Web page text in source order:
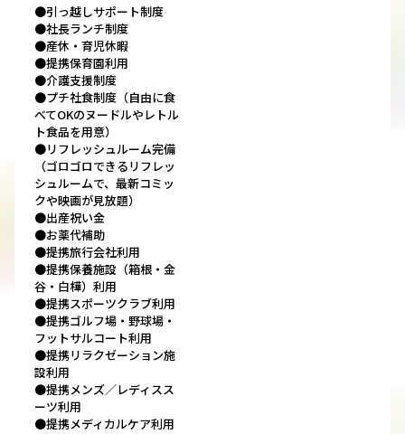
●引っ越しサポート制度
●社長ランチ制度
●産休・育児休暇
●提携保育園利用
●介護支援制度
●プチ社食制度（自由に食
べてOKのヌードルやレトル
ト食品を用意）
●リフレッシュルーム完備
（ゴロゴロできるリフレッ
シュルームで、最新コミッ
クや映画が見放題）
●出産祝い金
●お薬代補助
●提携旅行会社利用
●提携保養施設（箱根・金
谷・白樺）利用
●提携スポーツクラブ利用
●提携ゴルフ場・野球場・
フットサルコート利用
●提携リラクゼーション施
設利用
●提携メンズ／レディスス
ーツ利用
●提携メディカルケア利用